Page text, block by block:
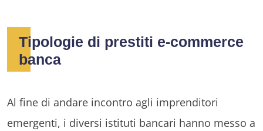
Tipologie di prestiti e-commerce
banca
Al fine di andare incontro agli imprenditori
emergenti, i diversi istituti bancari hanno messo a